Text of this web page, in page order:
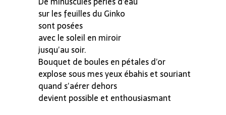
sur les feuilles du Ginko
sont posées
avec le soleil en miroir
jusqu’au soir.
Bouquet de boules en pétales d’or
explose sous mes yeux ébahis et souriant
quand s’aérer dehors
devient possible et enthousiasmant